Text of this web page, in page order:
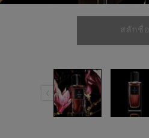
สลักชื่อ